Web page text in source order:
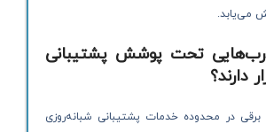
می‌یابد.
تحت پوشش پشتیبانی
دارند؟
برقی در محدوده خدمات پشتیبانی شبانه‌روزی